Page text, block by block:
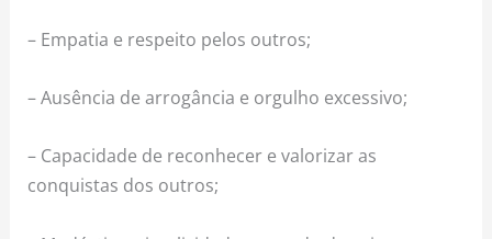
– Empatia e respeito pelos outros;
– Ausência de arrogância e orgulho excessivo;
– Capacidade de reconhecer e valorizar as
conquistas dos outros;